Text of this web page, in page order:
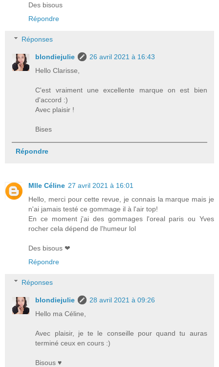
Des bisous
Répondre
Réponses
blondiejulie
26 avril 2021 à 16:43
Hello Clarisse,
C'est vraiment une excellente marque on est bien
d'accord :)
Avec plaisir !
Bises
Répondre
Mlle Céline 27 avril 2021 à 16:01
Hello, merci pour cette revue, je connais la marque mais je
n'ai jamais testé ce gommage il à l'air top!
En ce moment j'ai des gommages l'oreal paris ou Yves
rocher cela dépend de l'humeur lol
Des bisous ❤
Répondre
Réponses
blondiejulie
28 avril 2021 à 09:26
Hello ma Céline,
Avec plaisir, je te le conseille pour quand tu auras
terminé ceux en cours :)
Bisous ♥